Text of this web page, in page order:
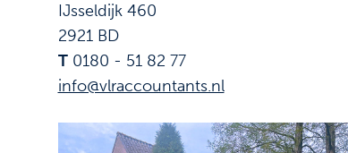
IJsseldijk 460
2921 BD
T0180 - 51 82 77
info@vlraccountants.nl